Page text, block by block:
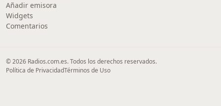
Añadir emisora
Widgets
Comentarios
© 2026 Radios.com.es. Todos los derechos reservados.
Política de PrivacidadTérminos de Uso